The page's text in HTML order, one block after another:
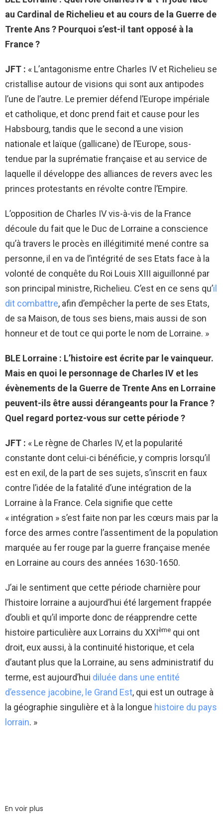
au Cardinal de Richelieu et au cours de la Guerre de
Trente Ans ? Pourquoi s’est-il tant opposé à la
France ?
JFT : « L’antagonisme entre Charles IV et Richelieu se
cristallise autour de visions qui sont aux antipodes
l’une de l’autre. Le premier défend l’Europe impériale
et catholique, et donc prend fait et cause pour les
Habsbourg, tandis que le second a une vision
nationale et laïque (gallicane) de l’Europe, sous-
tendue par la suprématie française et au service de
laquelle il développe des alliances de revers avec les
princes protestants en révolte contre l’Empire.
L’opposition de Charles IV vis-à-vis de la France
découle du fait que le Duc de Lorraine a conscience
qu’à travers le procès en illégitimité mené contre sa
personne, il en va de l’intégrité de ses Etats face à la
volonté de conquête du Roi Louis XIII aiguillonné par
son principal ministre, Richelieu. C’est en ce sens qu’il
dit combattre, afin d’empêcher la perte de ses Etats,
de sa Maison, de tous ses biens, mais aussi de son
honneur et de tout ce qui porte le nom de Lorraine. »
BLE Lorraine : L’histoire est écrite par le vainqueur.
Mais en quoi le personnage de Charles IV et les
évènements de la Guerre de Trente Ans en Lorraine
peuvent-ils être aussi dérangeants pour la France ?
Quel regard portez-vous sur cette période ?
JFT : « Le règne de Charles IV, et la popularité
constante dont celui-ci bénéficie, y compris lorsqu’il
est en exil, de la part de ses sujets, s’inscrit en faux
contre l’idée de la fatalité d’une intégration de la
Lorraine à la France. Cela signifie que cette
« intégration » s’est faite non par les cœurs mais par la
force des armes contre l’assentiment de la population
marquée au fer rouge par la guerre française menée
en Lorraine au cours des années 1630-1650.
J’ai le sentiment que cette période charnière pour
l’histoire lorraine a aujourd’hui été largement frappée
d’oubli et qu’il importe donc de réapprendre cette
histoire particulière aux Lorrains du XXIème qui ont
droit, eux aussi, à la continuité historique, et cela
d’autant plus que la Lorraine, au sens administratif du
terme, est aujourd’hui diluée dans une entité
d’essence jacobine, le Grand Est, qui est un outrage à
la géographie singulière et à la longue histoire du pays
lorrain. »
En voir plus